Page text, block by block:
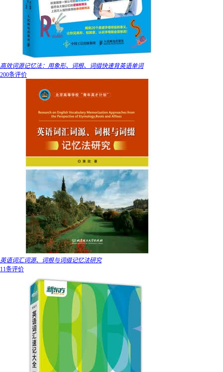
高效词源记忆法：用象形、词根、词缀快速背英语单词
200条评价
英语词汇词源、词根与词缀记忆法研究
11条评价